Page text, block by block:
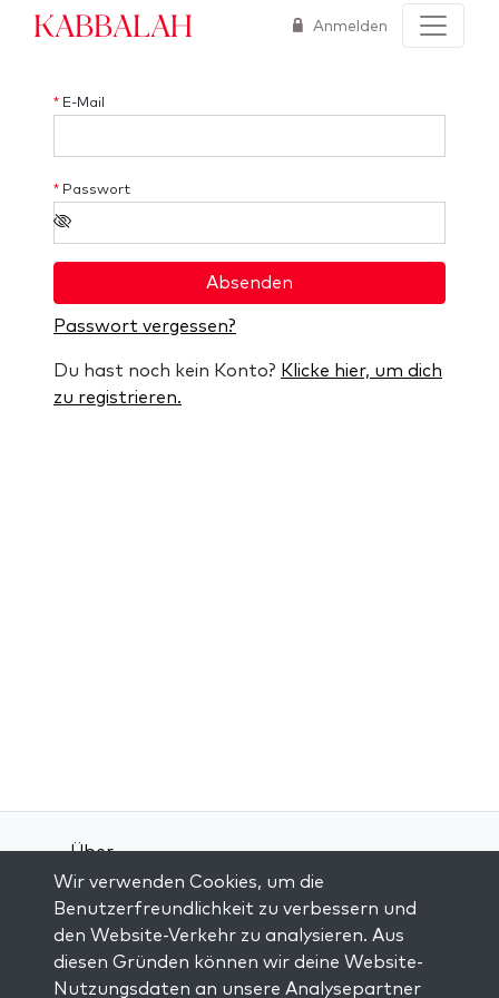
Kabbalah Anmelden
* E-Mail
* Passwort
Absenden
Passwort vergessen?
Du hast noch kein Konto? Klicke hier, um dich
zu registrieren.
Über
Kontakt
Datenschutz-Bestimmungen
Wir verwenden Cookies, um die
Benutzerfreundlichkeit zu verbessern und
den Website-Verkehr zu analysieren. Aus
diesen Gründen können wir deine Website-
Nutzungsdaten an unsere Analysepartner